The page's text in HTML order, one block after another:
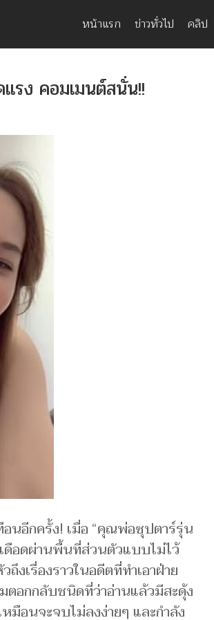
หน้าแรก ข่าวทั่วไป คลิป
รง คอมเมนต์สนั่น!!
อนอีกครั้ง! เมื่อ “คุณพ่อซุปตาร์รุ่น
ดือดผ่านพื้นที่ส่วนตัวแบบไม่ไว้
งเรื่องราวในอดีตที่ทำเอาฝ่าย
อกกลับชนิดที่ว่าอ่านแล้วมีสะดุ้ง
อนจะจบไม่ลงง่ายๆ และกำลัง